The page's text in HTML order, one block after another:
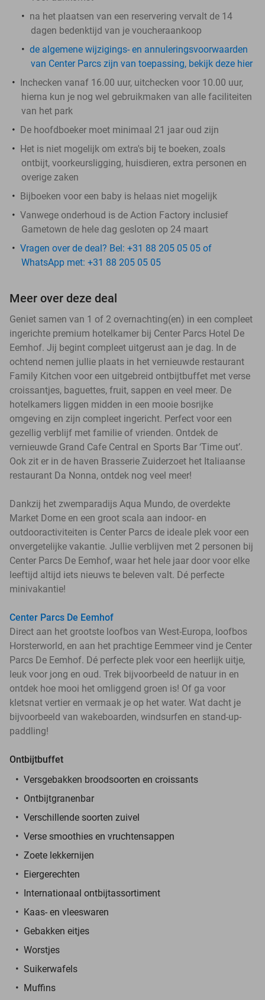
na het plaatsen van een reservering vervalt de 14
dagen bedenktijd van je voucheraankoop
de algemene wijzigings- en annuleringsvoorwaarden
van Center Parcs zijn van toepassing, bekijk deze hier
Inchecken vanaf 16.00 uur, uitchecken voor 10.00 uur,
hierna kun je nog wel gebruikmaken van alle faciliteiten
van het park
De hoofdboeker moet minimaal 21 jaar oud zijn
Het is niet mogelijk om extra's bij te boeken, zoals
ontbijt, voorkeursligging, huisdieren, extra personen en
overige zaken
Bijboeken voor een baby is helaas niet mogelijk
Vanwege onderhoud is de Action Factory inclusief
Gametown de hele dag gesloten op 24 maart
Vragen over de deal? Bel: +31 88 205 05 05 of
WhatsApp met: +31 88 205 05 05
Meer over deze deal
Geniet samen van 1 of 2 overnachting(en) in een compleet
ingerichte premium hotelkamer bij Center Parcs Hotel De
Eemhof. Jij begint compleet uitgerust aan je dag. In de
ochtend nemen jullie plaats in het vernieuwde restaurant
Family Kitchen voor een uitgebreid ontbijtbuffet met verse
croissantjes, baguettes, fruit, sappen en veel meer. De
hotelkamers liggen midden in een mooie bosrijke
omgeving en zijn compleet ingericht. Perfect voor een
gezellig verblijf met familie of vrienden. Ontdek de
vernieuwde Grand Cafe Central en Sports Bar ‘Time out’.
Ook zit er in de haven Brasserie Zuiderzoet het Italiaanse
restaurant Da Nonna, ontdek nog veel meer!
Dankzij het zwemparadijs Aqua Mundo, de overdekte
Market Dome en een groot scala aan indoor- en
outdooractiviteiten is Center Parcs de ideale plek voor een
onvergetelijke vakantie. Jullie verblijven met 2 personen bij
Center Parcs De Eemhof, waar het hele jaar door voor elke
leeftijd altijd iets nieuws te beleven valt. Dé perfecte
minivakantie!
Center Parcs De Eemhof
Direct aan het grootste loofbos van West-Europa, loofbos
Horsterworld, en aan het prachtige Eemmeer vind je Center
Parcs De Eemhof. Dé perfecte plek voor een heerlijk uitje,
leuk voor jong en oud. Trek bijvoorbeeld de natuur in en
ontdek hoe mooi het omliggend groen is! Of ga voor
kletsnat vertier en vermaak je op het water. Wat dacht je
bijvoorbeeld van wakeboarden, windsurfen en stand-up-
paddling!
Ontbijtbuffet
Versgebakken broodsoorten en croissants
Ontbijtgranenbar
Verschillende soorten zuivel
Verse smoothies en vruchtensappen
Zoete lekkernijen
Eiergerechten
Internationaal ontbijtassortiment
Kaas- en vleeswaren
Gebakken eitjes
Worstjes
Suikerwafels
Muffins